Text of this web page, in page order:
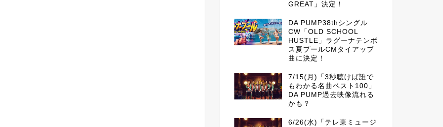
GREAT」決定！
DA PUMP38thシングル
CW「OLD SCHOOL
HUSTLE」ラグーナテンボ
ス夏プールCMタイアップ
曲に決定！
7/15(月)「3秒聴けば誰で
もわかる名曲ベスト100」
DA PUMP過去映像流れる
かも？
6/26(水)「テレ東ミュージ